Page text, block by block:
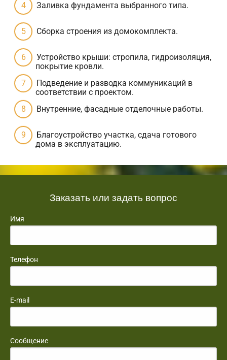
Заливка фундамента выбранного типа.
Сборка строения из домокомплекта.
Устройство крыши: стропила, гидроизоляция,
покрытие кровли.
Подведение и разводка коммуникаций в
соответствии с проектом.
Внутренние, фасадные отделочные работы.
Благоустройство участка, сдача готового
дома в эксплуатацию.
Заказать или задать вопрос
Имя
Телефон
E-mail
Сообщение